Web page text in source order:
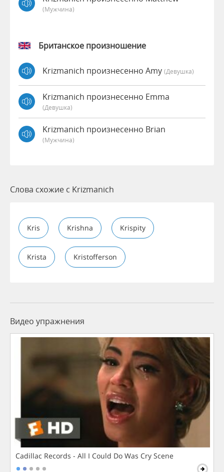
(мужчина)
Британское произношение
Krizmanich произнесенно Amy (девушка)
Krizmanich произнесенно Emma
(девушка)
Krizmanich произнесенно Brian
(мужчина)
Слова схожие с Krizmanich
Kris Krishna Krispity
Krista Kristofferson
Видео упражнения
Cadillac Records - All I Could Do Was Cry Scene